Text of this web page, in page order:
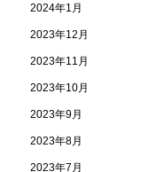
2024年1月
2023年12月
2023年11月
2023年10月
2023年9月
2023年8月
2023年7月